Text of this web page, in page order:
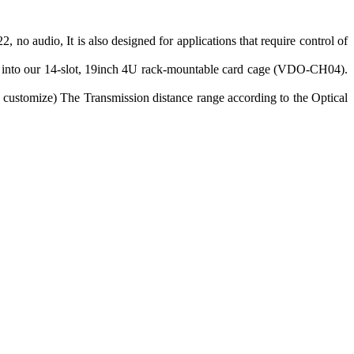
no audio, It is also designed for applications that require control of
our 14-slot, 19inch 4U rack-mountable card cage (VDO-CH04).
The Transmission distance range according to the Optical